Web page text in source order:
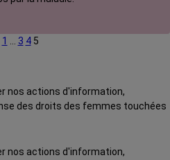
1 3 4 5
nos actions d'information,
des droits des femmes touchées
nos actions d'information,